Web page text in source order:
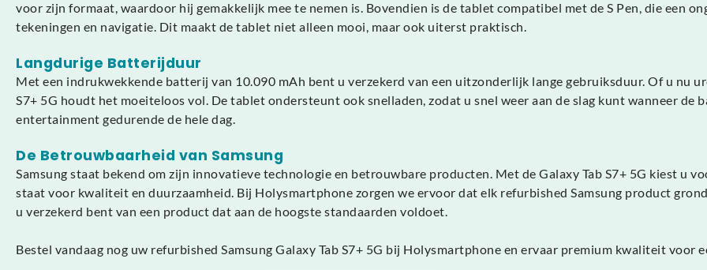
voor zijn formaat, waardoor hij gemakkelijk mee te nemen is. Bovendien is de tablet compatibel met de S Pen, die een
tekeningen en navigatie. Dit maakt de tablet niet alleen mooi, maar ook uiterst praktisch.
Langdurige Batterijduur
Met een indrukwekkende batterij van 10.090 mAh bent u verzekerd van een uitzonderlijk lange gebruiksduur. Of u nu
S7+ 5G houdt het moeiteloos vol. De tablet ondersteunt ook snelladen, zodat u snel weer aan de slag kunt wanneer
entertainment gedurende de hele dag.
De Betrouwbaarheid van Samsung
Samsung staat bekend om zijn innovatieve technologie en betrouwbare producten. Met de Galaxy Tab S7+ 5G kiest u
staat voor kwaliteit en duurzaamheid. Bij Holysmartphone zorgen we ervoor dat elk refurbished Samsung product
u verzekerd bent van een product dat aan de hoogste standaarden voldoet.
Bestel vandaag nog uw refurbished Samsung Galaxy Tab S7+ 5G bij Holysmartphone en ervaar premium kwaliteit voor